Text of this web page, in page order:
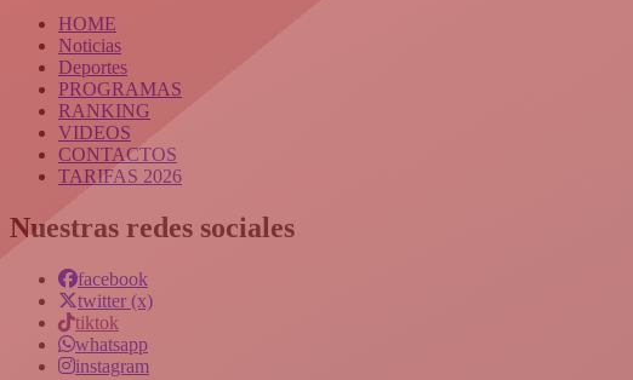
HOME
Noticias
Deportes
PROGRAMAS
RANKING
VIDEOS
CONTACTOS
TARIFAS 2026
Nuestras redes sociales
facebook
twitter (x)
tiktok
whatsapp
instagram